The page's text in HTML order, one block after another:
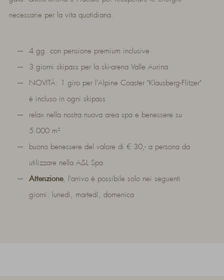
necessarie per la vita quotidiana.
4 gg. con pensione premium inclusive
3 giorni skipass per la ski-arena Valle Aurina
NOVITÀ: 1 giro per l'Alpine Coaster "Klausberg-Flitzer"
è incluso in ogni skipass
relax nella nostra nuova area spa e benessere su
5.000 m²
buono benessere del valore di € 30,- a persona da
utilizzare nella A&L Spa
Attenzione, l'arrivo è possibile solo nei seguenti
giorni: lunedì, martedì, domenica